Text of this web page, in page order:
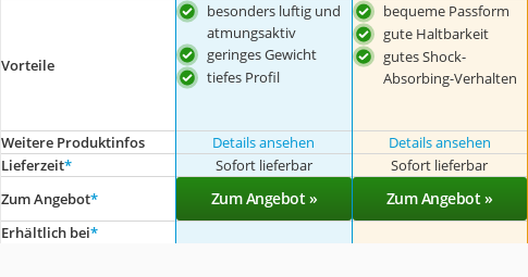
Vorteile
besonders luftig und
atmungsaktiv
geringes Gewicht
tiefes Profil
bequeme Passform
gute Haltbarkeit
gutes Shock-
Absorbing-Verhalten
Weitere Produktinfos Details ansehen Details ansehen
Lieferzeit* Sofort lieferbar Sofort lieferbar
Zum Angebot* Zum Angebot » Zum Angebot »
Erhältlich bei*